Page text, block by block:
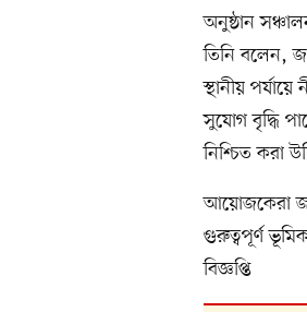
অনুষ্ঠান
তিনি বলেন,
স্থানীয়
সুযোগ বৃদ্ধি
নিশ্চিত করা
আয়োজকেরা
গুরুত্বপূর্ণ
বিজ্ঞপ্তি